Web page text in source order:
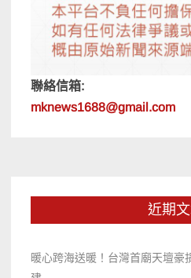
聯絡信箱:
mknews1688@gmail.com
近期
暖心跨海送暖！台灣首廟天壇豪